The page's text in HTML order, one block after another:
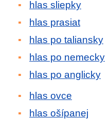
hlas sliepky
hlas prasiat
hlas po taliansky
hlas po nemecky
hlas po anglicky
hlas ovce
hlas ošípanej